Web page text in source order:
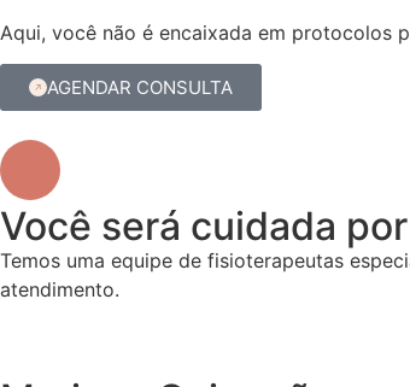
Aqui, você não é encaixada em protocolos
AGENDAR CONSULTA
Você será cuidada
Temos uma equipe de fisioterapeutas
atendimento.